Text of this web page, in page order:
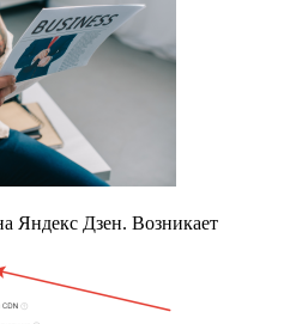
Яндекс Дзен. Возникает